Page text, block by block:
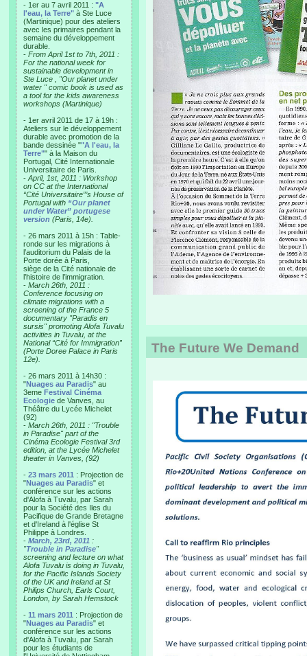
- 1er au 7 avril 2011 : "A
l'eau, la Terre" à Ste Luce
(Martinique) pour des ateliers
avec les primaires pendant la
semaine du développement
durable.
- From April 1st to 7th, 2011 :
For the national week for
sustainable development in
Ste Luce , "Our planet under
water " comic book is used as
a tool for the kids awareness
workshops (Martinique)
- 1er avril 2011 de 17 à 19h :
Ateliers sur le développement
durable avec promotion de la
bande dessinée ""A l'eau, la
Terre"" à la Maison du
Portugal, Cité Internationale
Universitaire de Paris.
- April, 1st, 2011 : Workshop
on CC at the International
“Cité Universitaire”’s House of
Portugal with “Our planet
under Water” portugese
version (Paris, 14e).
- 26 mars 2011 à 15h : Table-
ronde sur les migrations à
l’auditorium du Palais de la
Porte dorée à Paris,
siège de la Cité nationale de
l’histoire de l’immigration.
- March 26th, 2011 :
Conference focusing on
climate migrations with a
screening of the France 5
documentary "Paradis en
sursis" promoting Alofa Tuvalu
activities in Tuvalu, at the
National “Cité for Immigration”
(Porte Doree Palace in Paris
12e).
- 26 mars 2011 à 14h30 :
"Nuages au Paradis" au
3eme Festival Cinéma
Ecologie de Vanves, au
Théâtre du Lycée Michelet
(92)
- March 26th, 2011 : "Trouble
in Paradise" part of the
Cinéma Ecologie Festival 3rd
edition, at the Lycée Michelet
theater in Vanves, (92)
- 23 mars 2011 : Projection de
"Nuages au Paradis" et
conférence sur les actions
d'Alofa à Tuvalu, par Sarah
pour la Société des Iles du
Pacifique de Grande Bretagne
et d'Ireland à l'église St
Philippe à Londres.
- March, 23rd, 2011 :
"Trouble in Paradise"
screening and lecture on what
Alofa Tuvalu is doing in Tuvalu,
for the Pacific Islands Society
of the UK and Ireland at St
Philips Church, Earls Court,
London, by Sarah Hemstock
- 11 mars 2011 : Projection de
"Nuages au Paradis" et
conférence sur les actions
d'Alofa à Tuvalu, par Sarah
pour les étudiants de
The Future We Demand